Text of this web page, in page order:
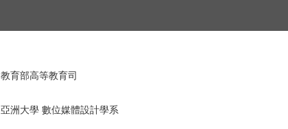
教育部高等教育司
亞洲大學 數位媒體設計學系